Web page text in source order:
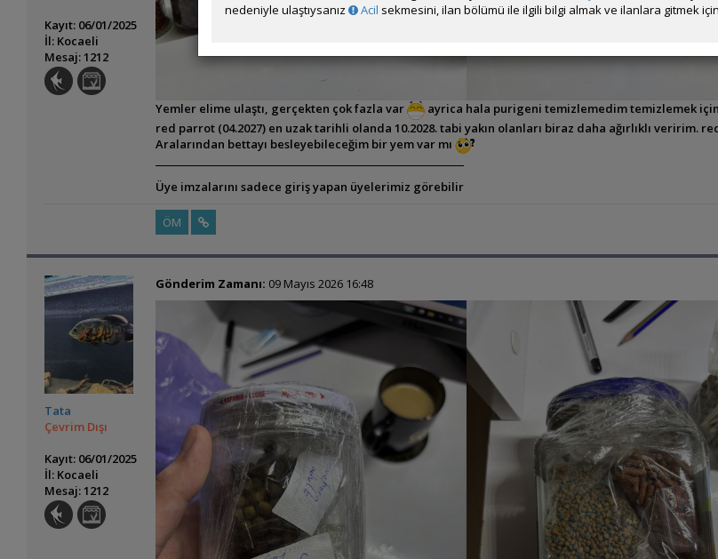
Kayıt: 06/01/2025
İl: Kocaeli
Mesaj: 1212
Yemler elime ulaştı, gerçekten çok fazla var
ayrica hala purigeni temizlemedim temizlemek
red parrot (04.2027) en uzak tarihli olanda 10.2028. tabi yakın olanları biraz daha ağırlıklı
Aralarından bettayı besleyebileceğim bir yem var mı
Üye imzalarını sadece giriş yapan üyelerimiz görebilir
ÖM
Tata
Çevrim Dışı
Kayıt: 06/01/2025
İl: Kocaeli
Mesaj: 1212
Gönderim Zamanı: 09 Mayıs 2026 16:48
nedeniyle ulaştıysanız
Acil sekmesini, ilan bölümü ile ilgili bilgi almak ve ilanlara gitmek için